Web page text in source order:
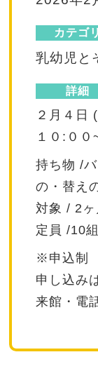
カテゴリ
乳幼児と
詳細
２月４日
１０:００
持ち物 /
の・替え
対象 / 2
定員 /10
※申込制
申し込み
来館・電